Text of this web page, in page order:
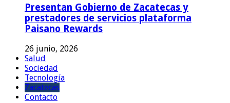
Presentan Gobierno de Zacatecas y
prestadores de servicios plataforma
Paisano Rewards
26 junio, 2026
Salud
Sociedad
Tecnología
Zacatecas
Contacto